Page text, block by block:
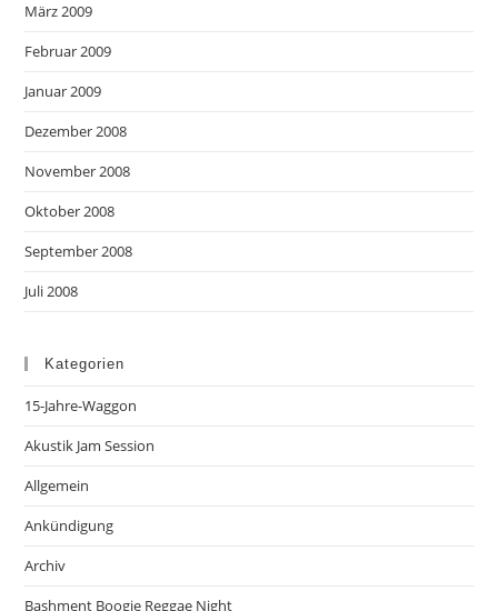
März 2009
Februar 2009
Januar 2009
Dezember 2008
November 2008
Oktober 2008
September 2008
Juli 2008
Kategorien
15-Jahre-Waggon
Akustik Jam Session
Allgemein
Ankündigung
Archiv
Bashment Boogie Reggae Night